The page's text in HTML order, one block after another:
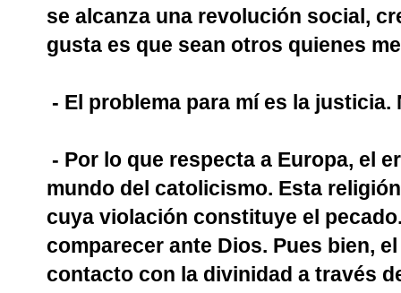
se alcanza una revolución social,
gusta es que sean otros quienes
- El problema para mí es la
- Por lo que respecta a Europa, el
mundo del catolicismo. Esta
cuya violación constituye el
comparecer ante Dios. Pues bien,
contacto con la divinidad a través